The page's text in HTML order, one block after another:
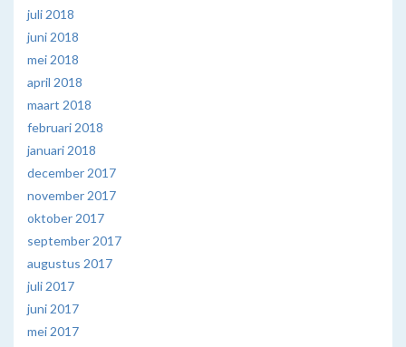
juli 2018
juni 2018
mei 2018
april 2018
maart 2018
februari 2018
januari 2018
december 2017
november 2017
oktober 2017
september 2017
augustus 2017
juli 2017
juni 2017
mei 2017